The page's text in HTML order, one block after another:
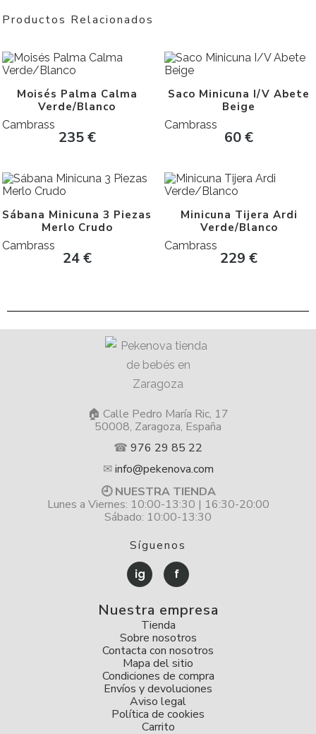
Productos Relacionados
Moisés Palma Calma
Verde/Blanco
Cambrass
235€
Saco Minicuna I/V Abete
Beige
Cambrass
60€
Sábana Minicuna 3 Piezas
Merlo Crudo
Cambrass
24€
Minicuna Tijera Ardi
Verde/Blanco
Cambrass
229€
🏠 Calle Pedro María Ric, 17
50008, Zaragoza, España
☎ 976 29 85 22
✉info@pekenova.com
🕘 NUESTRA TIENDA
Lunes a Viernes: 10:00-13:30 | 16:30-20:00
Sábado: 10:00-13:30
Síguenos
ig f
Nuestra empresa
Tienda
Sobre nosotros
Contacta con nosotros
Mapa del sitio
Condiciones de compra
Envíos y devoluciones
Aviso legal
Política de cookies
Carrito